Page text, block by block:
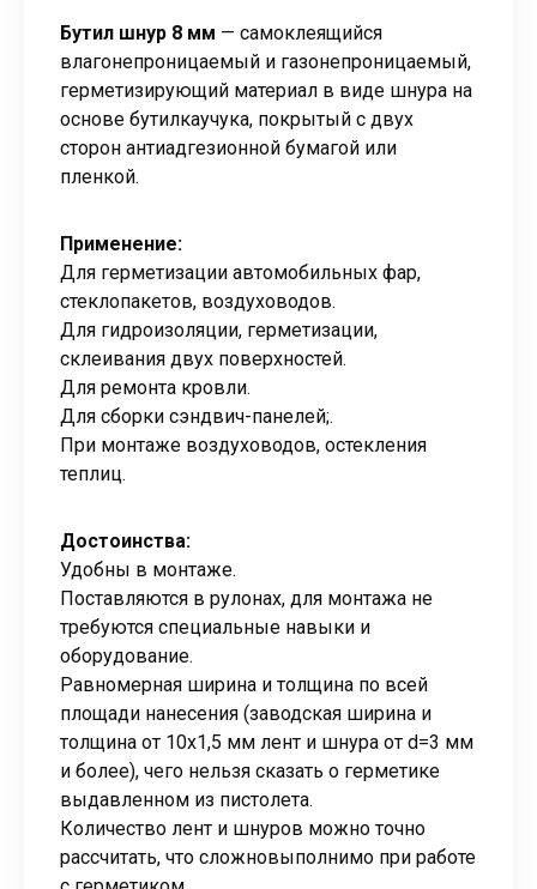
Бутил шнур 8 мм — самоклеящийся
влагонепроницаемый и газонепроницаемый,
герметизирующий материал в виде шнура на
основе бутилкаучука, покрытый с двух
сторон антиадгезионной бумагой или
пленкой.
Применение:
Для герметизации автомобильных фар,
стеклопакетов, воздуховодов.
Для гидроизоляции, герметизации,
склеивания двух поверхностей.
Для ремонта кровли.
Для сборки сэндвич-панелей;.
При монтаже воздуховодов, остекления
теплиц.
Достоинства:
Удобны в монтаже.
Поставляются в рулонах, для монтажа не
требуются специальные навыки и
оборудование.
Равномерная ширина и толщина по всей
площади нанесения (заводская ширина и
толщина от 10х1,5 мм лент и шнура от d=3 мм
и более), чего нельзя сказать о герметике
выдавленном из пистолета.
Количество лент и шнуров можно точно
рассчитать, что сложновыполнимо при работе